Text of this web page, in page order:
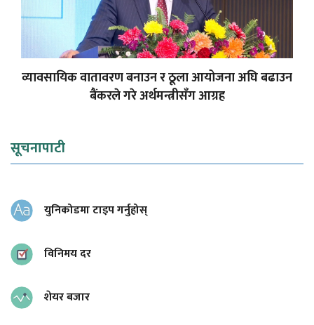
व्यावसायिक वातावरण बनाउन र ठूला आयोजना अघि बढाउन
बैंकरले गरे अर्थमन्त्रीसँग आग्रह
सूचनापाटी
युनिकोडमा टाइप गर्नुहोस्
विनिमय दर
शेयर बजार